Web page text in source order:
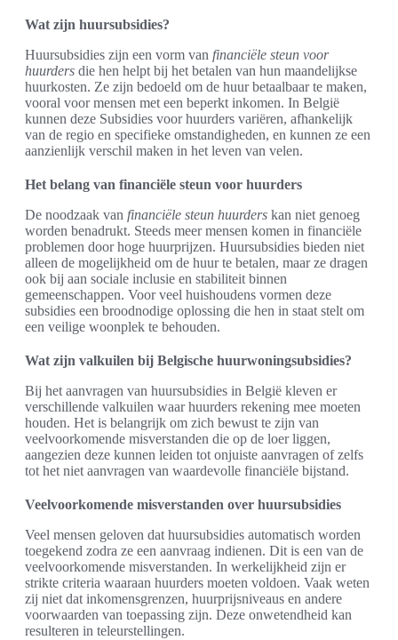
Wat zijn huursubsidies?
Huursubsidies zijn een vorm van financiële steun voor
huurders die hen helpt bij het betalen van hun maandelijkse
huurkosten. Ze zijn bedoeld om de huur betaalbaar te maken,
vooral voor mensen met een beperkt inkomen. In België
kunnen deze Subsidies voor huurders variëren, afhankelijk
van de regio en specifieke omstandigheden, en kunnen ze een
aanzienlijk verschil maken in het leven van velen.
Het belang van financiële steun voor huurders
De noodzaak van financiële steun huurders kan niet genoeg
worden benadrukt. Steeds meer mensen komen in financiële
problemen door hoge huurprijzen. Huursubsidies bieden niet
alleen de mogelijkheid om de huur te betalen, maar ze dragen
ook bij aan sociale inclusie en stabiliteit binnen
gemeenschappen. Voor veel huishoudens vormen deze
subsidies een broodnodige oplossing die hen in staat stelt om
een veilige woonplek te behouden.
Wat zijn valkuilen bij Belgische huurwoningsubsidies?
Bij het aanvragen van huursubsidies in België kleven er
verschillende valkuilen waar huurders rekening mee moeten
houden. Het is belangrijk om zich bewust te zijn van
veelvoorkomende misverstanden die op de loer liggen,
aangezien deze kunnen leiden tot onjuiste aanvragen of zelfs
tot het niet aanvragen van waardevolle financiële bijstand.
Veelvoorkomende misverstanden over huursubsidies
Veel mensen geloven dat huursubsidies automatisch worden
toegekend zodra ze een aanvraag indienen. Dit is een van de
veelvoorkomende misverstanden. In werkelijkheid zijn er
strikte criteria waaraan huurders moeten voldoen. Vaak weten
zij niet dat inkomensgrenzen, huurprijsniveaus en andere
voorwaarden van toepassing zijn. Deze onwetendheid kan
resulteren in teleurstellingen.